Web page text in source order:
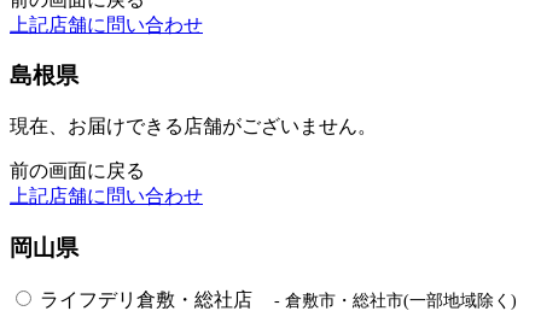
上記店舗に問い合わせ
島根県
現在、お届けできる店舗がございません。
前の画面に戻る
上記店舗に問い合わせ
岡山県
ライフデリ倉敷・総社店 - 倉敷市・総社市(一部地域除く)